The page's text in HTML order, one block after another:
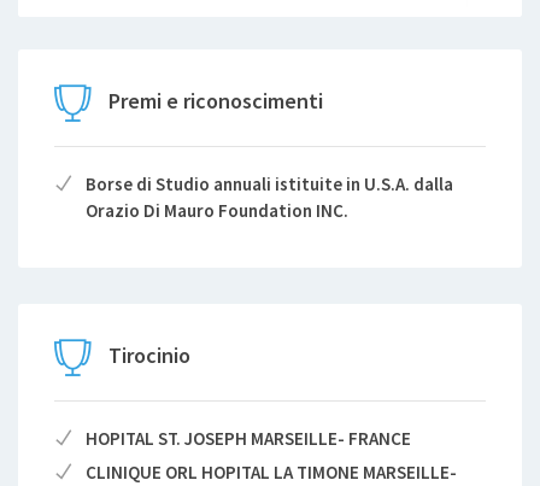
Premi e riconoscimenti
Borse di Studio annuali istituite in U.S.A. dalla
Orazio Di Mauro Foundation INC.
Tirocinio
HOPITAL ST. JOSEPH MARSEILLE- FRANCE
CLINIQUE ORL HOPITAL LA TIMONE MARSEILLE-